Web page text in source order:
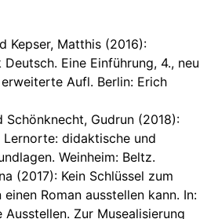
Kepser, Matthis (2016):
Eine Einführung, 4., neu
Aufl. Berlin: Erich
Schönknecht, Gudrun (2018):
Lernorte: didaktische und
Weinheim: Beltz.
(2017): Kein Schlüssel zum
Roman ausstellen kann. In:
Ausstellen. Zur Musealisierung